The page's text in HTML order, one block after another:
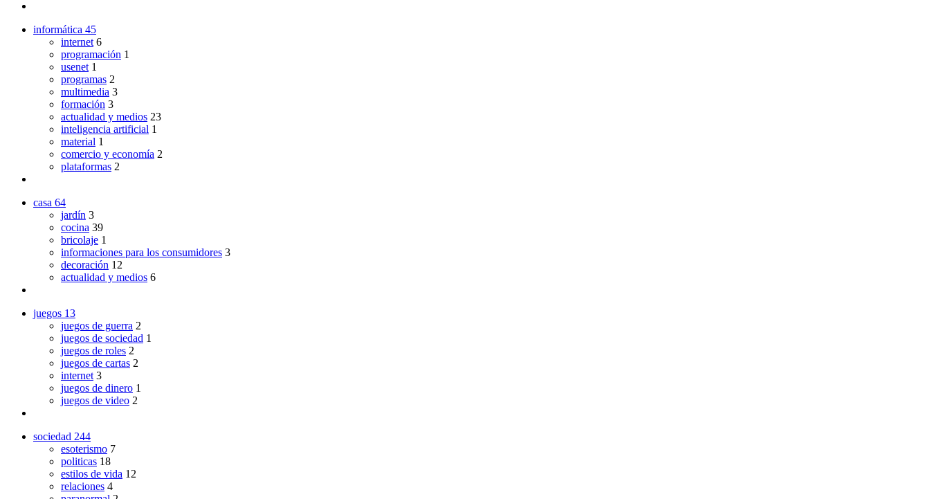
informática 45
internet 6
programación 1
usenet 1
programas 2
multimedia 3
formación 3
actualidad y medios 23
inteligencia artificial 1
material 1
comercio y economía 2
plataformas 2
casa 64
jardín 3
cocina 39
bricolaje 1
informaciones para los consumidores 3
decoración 12
actualidad y medios 6
juegos 13
juegos de guerra 2
juegos de sociedad 1
juegos de roles 2
juegos de cartas 2
internet 3
juegos de dinero 1
juegos de video 2
sociedad 244
esoterismo 7
politicas 18
estilos de vida 12
relaciones 4